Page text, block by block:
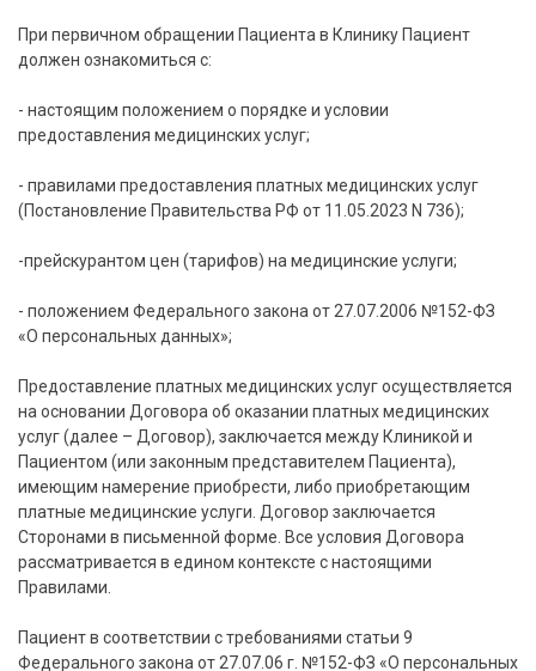
При первичном обращении Пациента в Клинику Пациент
должен ознакомиться с:
- настоящим положением о порядке и условии
предоставления медицинских услуг;
- правилами предоставления платных медицинских услуг
(Постановление Правительства РФ от 11.05.2023 N 736);
-прейскурантом цен (тарифов) на медицинские услуги;
- положением Федерального закона от 27.07.2006 №152-ФЗ
«О персональных данных»;
Предоставление платных медицинских услуг осуществляется
на основании Договора об оказании платных медицинских
услуг (далее – Договор), заключается между Клиникой и
Пациентом (или законным представителем Пациента),
имеющим намерение приобрести, либо приобретающим
платные медицинские услуги. Договор заключается
Сторонами в письменной форме. Все условия Договора
рассматривается в едином контексте с настоящими
Правилами.
Пациент в соответствии с требованиями статьи 9
Федерального закона от 27.07.06 г. №152-ФЗ «О персональных